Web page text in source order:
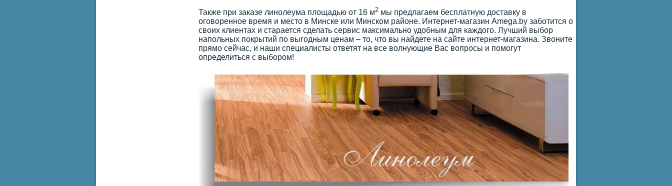
Также при заказе линолеума площадью от 16 м2 мы предлагаем бесплатную доставку в
оговоренное время и место в Минске или Минском районе. Интернет-магазин Amega.by заботится о
своих клиентах и старается сделать сервис максимально удобным для каждого. Лучший выбор
напольных покрытий по выгодным ценам – то, что вы найдете на сайте интернет-магазина. Звоните
прямо сейчас, и наши специалисты ответят на все волнующие Вас вопросы и помогут
определиться с выбором!